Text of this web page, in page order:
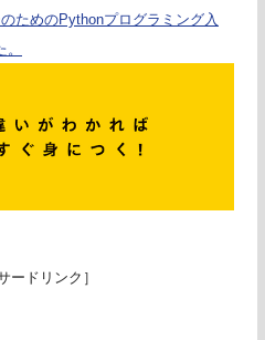
ためのPythonプログラミング入
ードリンク］